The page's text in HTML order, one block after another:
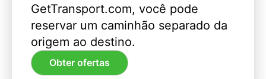
GetTransport.com, você pode
reservar um caminhão separado da
origem ao destino.
Obter ofertas